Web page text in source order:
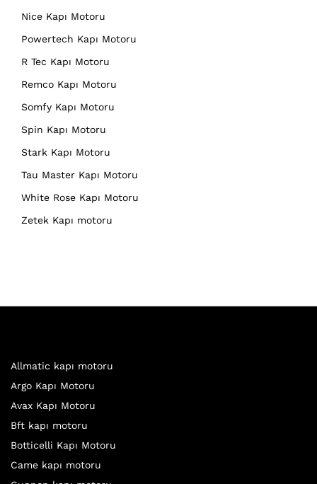
Nice Kapı Motoru
Powertech Kapı Motoru
R Tec Kapı Motoru
Remco Kapı Motoru
Somfy Kapı Motoru
Spin Kapı Motoru
Stark Kapı Motoru
Tau Master Kapı Motoru
White Rose Kapı Motoru
Zetek Kapı motoru
Allmatic kapı motoru
Argo Kapı Motoru
Avax Kapı Motoru
Bft kapı motoru
Botticelli Kapı Motoru
Came kapı motoru